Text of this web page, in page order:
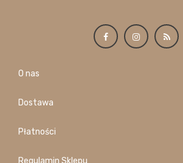
O nas
Dostawa
Płatności
Regulamin Sklepu